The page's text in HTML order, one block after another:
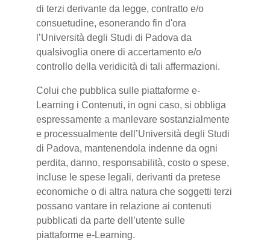
di terzi derivante da legge, contratto e/o
consuetudine, esonerando fin d'ora
l’Università degli Studi di Padova da
qualsivoglia onere di accertamento e/o
controllo della veridicità di tali affermazioni.
Colui che pubblica sulle piattaforme e-
Learning i Contenuti, in ogni caso, si obbliga
espressamente a manlevare sostanzialmente
e processualmente dell’Università degli Studi
di Padova, mantenendola indenne da ogni
perdita, danno, responsabilità, costo o spese,
incluse le spese legali, derivanti da pretese
economiche o di altra natura che soggetti terzi
possano vantare in relazione ai contenuti
pubblicati da parte dell’utente sulle
piattaforme e-Learning.